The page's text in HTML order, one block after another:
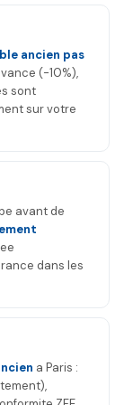
ancien pas
(-10%),
sont
sur votre
avant de
dans les
a Paris :